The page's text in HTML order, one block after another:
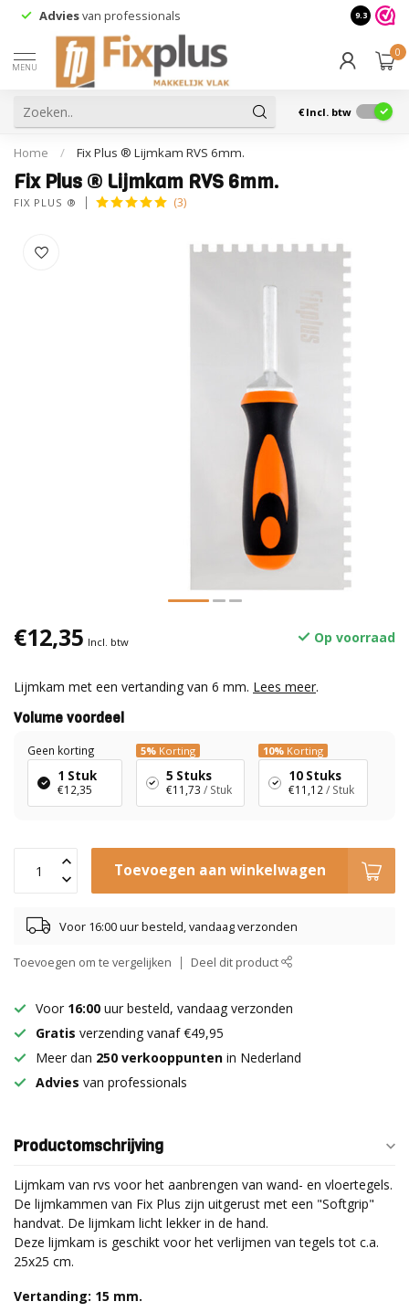
Adviesvan professionals 9.3
MENU
0
€ Incl. btw
Home / Fix Plus ® Lijmkam RVS 6mm.
Fix Plus ® Lijmkam RVS 6mm.
FIX PLUS ® (3)
€12,35 Incl. btw Op voorraad
Lijmkam met een vertanding van 6 mm. Lees meer.
Volume voordeel
Geen korting
1 Stuk
€12,35
5%Korting
5 Stuks
€11,73 / Stuk
10% Korting
10 Stuks
€11,12/ Stuk
Toevoegen aan winkelwagen
Voor 16:00 uur besteld, vandaag verzonden
Toevoegen om te vergelijken Deel dit product
Voor 16:00 uur besteld, vandaag verzonden
Gratis verzending vanaf €49,95
Meer dan 250 verkooppunten in Nederland
Advies van professionals
Productomschrijving
Lijmkam van rvs voor het aanbrengen van wand- en vloertegels.
De lijmkammen van Fix Plus zijn uitgerust met een "Softgrip"
handvat. De lijmkam licht lekker in de hand.
Deze lijmkam is geschikt voor het verlijmen van tegels tot c.a.
25x25 cm.
Vertanding: 15 mm.